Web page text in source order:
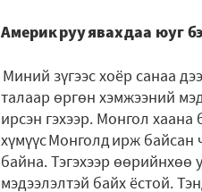
Америк руу явахдаа юуг
Миний зүгээс хоёр санаа
талаар өргөн хэмжээний
ирсэн гэхээр. Монгол
хүмүүс Монголд ирж байсан
байна. Тэгэхээр өөрийнхөө
мэдээлэлтэй байх ёстой.